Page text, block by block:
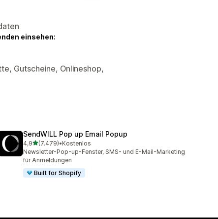
einsehen:
Gutscheine, Onlineshop,
SendWILL Pop up Email Popup
4,9von 5 Sternen
(7.479)
7479 Rezensionen insgesamt
•Kostenlos
Newsletter-Pop-up-Fenster, SMS- und E-Mail-Marketing
für Anmeldungen
Built for Shopify